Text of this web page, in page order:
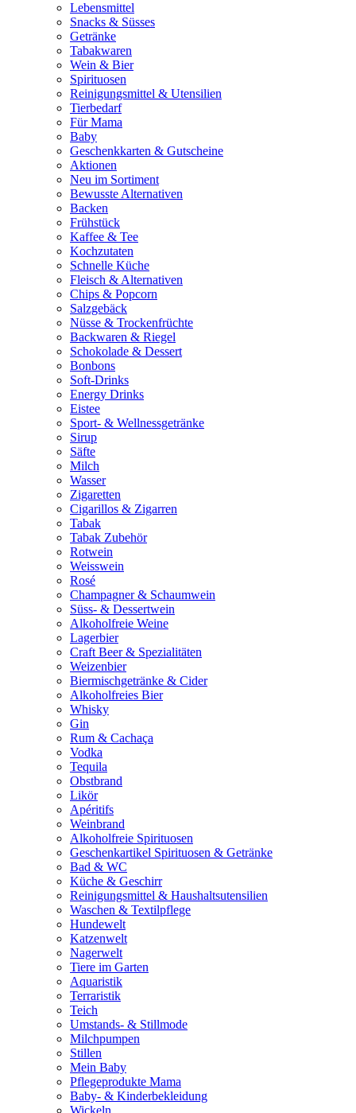
Lebensmittel
Snacks & Süsses
Getränke
Tabakwaren
Wein & Bier
Spirituosen
Reinigungsmittel & Utensilien
Tierbedarf
Für Mama
Baby
Geschenkkarten & Gutscheine
Aktionen
Neu im Sortiment
Bewusste Alternativen
Backen
Frühstück
Kaffee & Tee
Kochzutaten
Schnelle Küche
Fleisch & Alternativen
Chips & Popcorn
Salzgebäck
Nüsse & Trockenfrüchte
Backwaren & Riegel
Schokolade & Dessert
Bonbons
Soft-Drinks
Energy Drinks
Eistee
Sport- & Wellnessgetränke
Sirup
Säfte
Milch
Wasser
Zigaretten
Cigarillos & Zigarren
Tabak
Tabak Zubehör
Rotwein
Weisswein
Rosé
Champagner & Schaumwein
Süss- & Dessertwein
Alkoholfreie Weine
Lagerbier
Craft Beer & Spezialitäten
Weizenbier
Biermischgetränke & Cider
Alkoholfreies Bier
Whisky
Gin
Rum & Cachaça
Vodka
Tequila
Obstbrand
Likör
Apéritifs
Weinbrand
Alkoholfreie Spirituosen
Geschenkartikel Spirituosen & Getränke
Bad & WC
Küche & Geschirr
Reinigungsmittel & Haushaltsutensilien
Waschen & Textilpflege
Hundewelt
Katzenwelt
Nagerwelt
Tiere im Garten
Aquaristik
Terraristik
Teich
Umstands- & Stillmode
Milchpumpen
Stillen
Mein Baby
Pflegeprodukte Mama
Baby- & Kinderbekleidung
Wickeln